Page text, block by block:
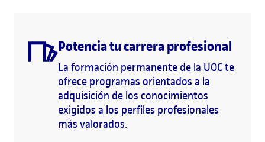
Potencia tu carrera profesional
La formación permanente de la UOC te
ofrece programas orientados a la
adquisición de los conocimientos
exigidos a los perfiles profesionales
más valorados.